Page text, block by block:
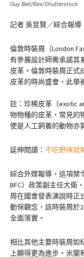
Guy Bell/Rex/Shutterstock
記者 吳昱賢／綜合報導
倫敦時裝周（London
有參展設計師需承諾其
皮革。倫敦時裝周正式
皮革的時尚盛會，此舉
註：珍稀皮革（exotic
物物種的皮革，常見的
使是人工飼養的動物亦
延伸閱讀： 不吃野味就
綜合外媒報導，這項禁
BFC）政策副主任大衛
周在國會發表演說時正
動保觀念，該時裝周於
全面落實。
相比其他主要時裝周如
上顯得更為進步。米